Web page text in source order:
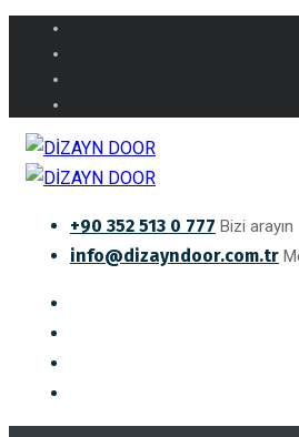
+90 352 513 0 777 Bizi arayın
info@dizayndoor.com.tr